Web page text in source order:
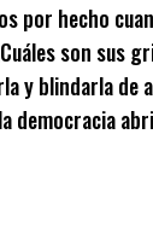
por hecho
son sus
y blindarla de
democracia